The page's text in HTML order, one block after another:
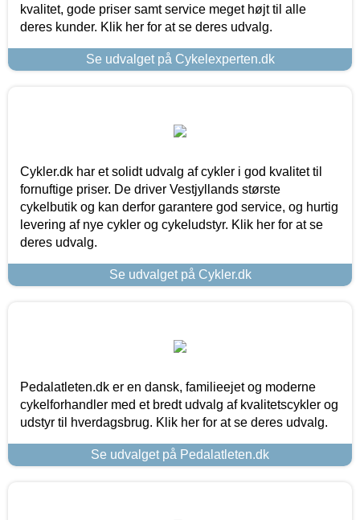
kvalitet, gode priser samt service meget højt til alle
deres kunder. Klik her for at se deres udvalg.
Se udvalget på Cykelexperten.dk
Cykler.dk har et solidt udvalg af cykler i god kvalitet til
fornuftige priser. De driver Vestjyllands største
cykelbutik og kan derfor garantere god service, og hurtig
levering af nye cykler og cykeludstyr. Klik her for at se
deres udvalg.
Se udvalget på Cykler.dk
Pedalatleten.dk er en dansk, familieejet og moderne
cykelforhandler med et bredt udvalg af kvalitetscykler og
udstyr til hverdagsbrug. Klik her for at se deres udvalg.
Se udvalget på Pedalatleten.dk